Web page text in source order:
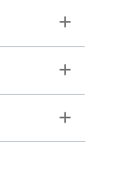
Toggle
Toggle
Toggle